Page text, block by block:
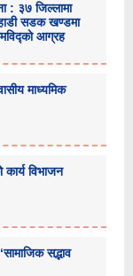
: ३७ जिल्लामा
सडक खण्डमा
आग्रह
माध्यमिक
कार्य विभाजन
सद्भाव